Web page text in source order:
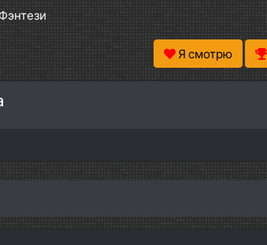
Фэнтези
Я смотрю